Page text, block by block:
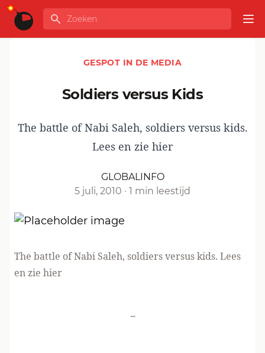
Ga naar de inhoud
GLOBALINFO
Zoeken
GESPOT IN DE MEDIA
Soldiers versus Kids
The battle of Nabi Saleh, soldiers versus kids.
Lees en zie hier
GLOBALINFO
5 juli, 2010 · 1 min leestijd
The battle of Nabi Saleh, soldiers versus kids. Lees
en zie hier
-